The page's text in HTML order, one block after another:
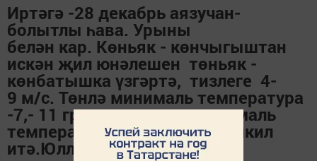
Иртәгә -28 декабрь аязучан-
болытлы һава. Урыны
белән кар. Көньяк - көнчыгыштан
искән җил юнәлешен төньяк -
көнбатышка үзгәртә, тизлеге 4-
9 м/с. Төнлә минималь температура
-7,- 11 градус, көндез максималь
температура -5,-9градус тәшкил
итә.Юлларда бозлавык.